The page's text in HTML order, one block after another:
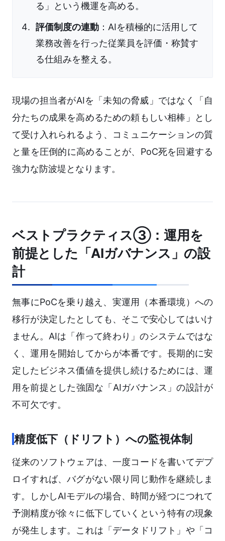
る」という機運を高める。
評価制度の連動 ：AIを積極的に活用して
業務改善を行った従業員を評価・称賛す
る仕組みを整える。
現場の担当者がAIを「未知の脅威」ではなく「自
分たちの成果を高めるための頼もしい相棒」とし
て受け入れられるよう、コミュニケーションの質
と量を圧倒的に高めることが、PoC死を回避する
強力な防波堤となります。
ベストプラクティス③：運用を
前提とした「AIガバナンス」の設
計
無事にPoCを乗り越え、実運用（本番環境）への
移行が決定したとしても、そこで安心してはいけ
ません。AIは「作って終わり」のシステムではな
く、運用を開始してからが本番です。長期的に安
定したビジネス価値を提供し続けるためには、運
用を前提とした強固な「AIガバナンス」の設計が
不可欠です。
精度低下（ドリフト）への監視体制
従来のソフトウェアは、一度コードを書いてデプ
ロイすれば、バグがない限り同じ動作を継続しま
す。しかしAIモデルの場合、時間が経つにつれて
予測精度が徐々に低下していくという特有の現象
が発生します。これは「データドリフト」や「コ